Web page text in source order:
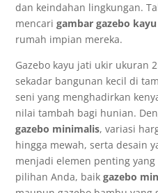
dan keindahan lingkungan.
mencarigambar gazebo kayu
rumah impian mereka.
Gazebo kayu jati ukir ukuran
sekadar bangunan kecil di
seni yang menghadirkan
nilai tambah bagi hunian.
gazebo minimalis, variasi
hingga mewah, serta desain
menjadi elemen penting
pilihan Anda, baikgazebo